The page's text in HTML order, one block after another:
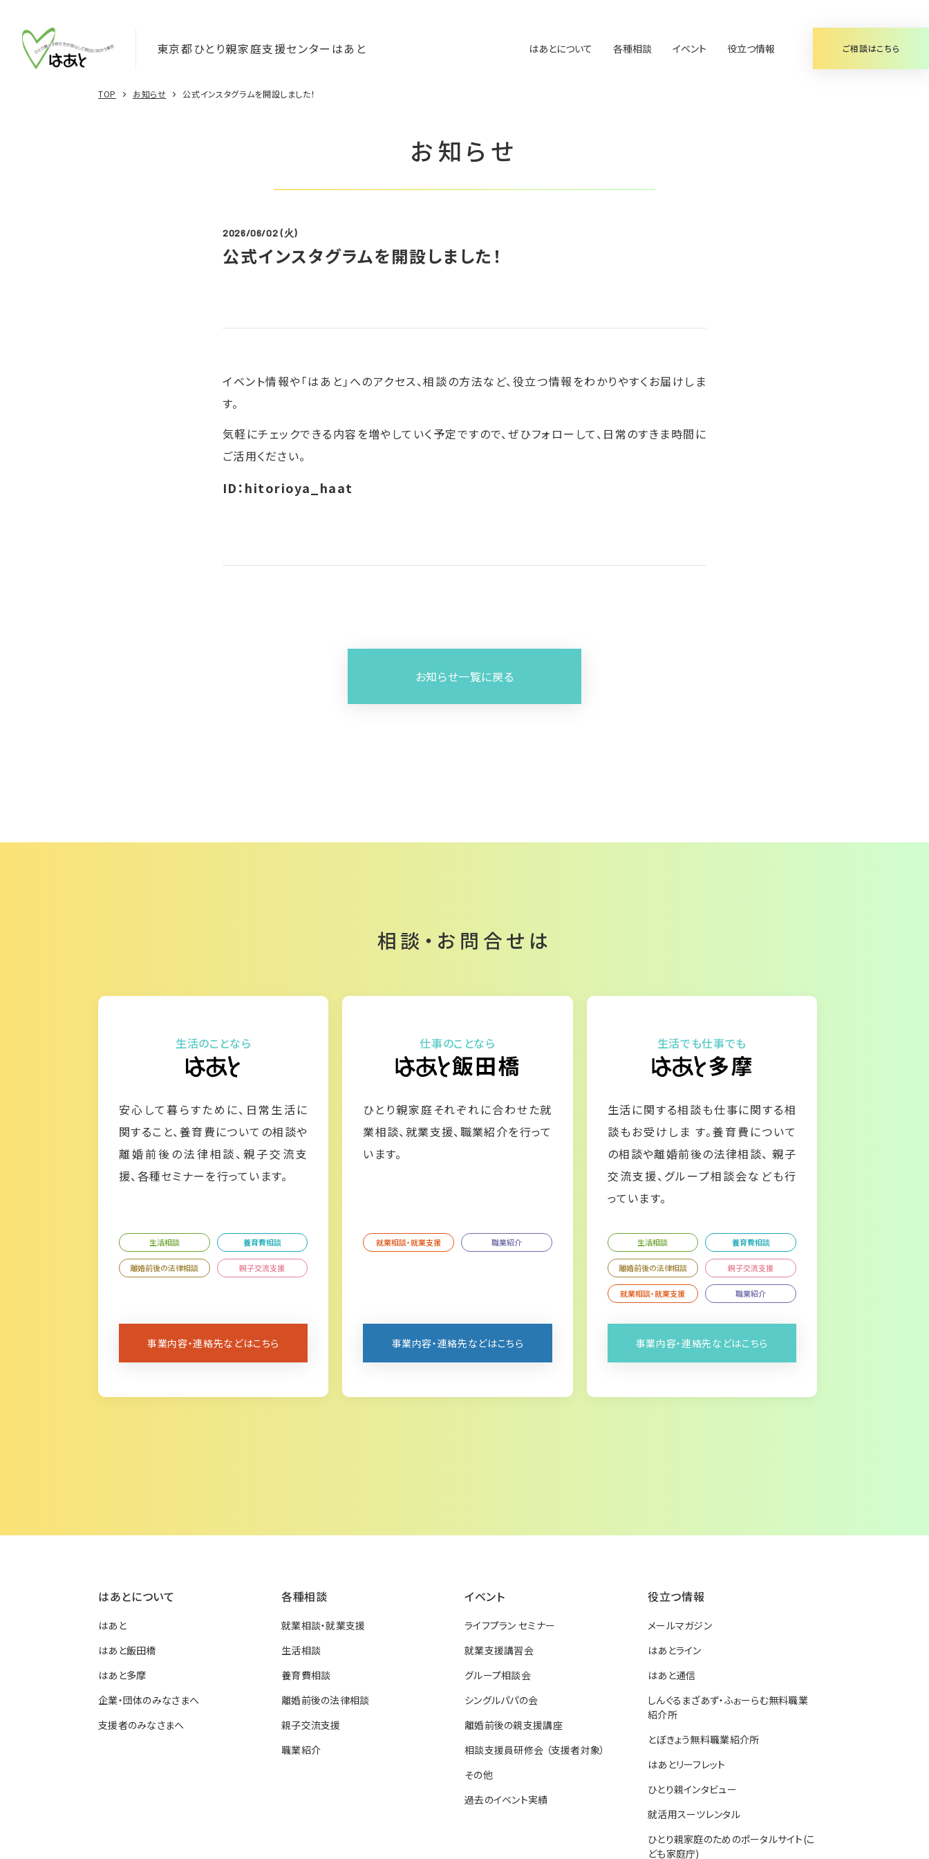
content
東京都ひとり親家庭支援センターはあと
はあとについて 各種相談 イベント 役立つ情報 ご相談はこちら
TOP お知らせ 公式インスタグラムを開設しました！
お知らせ
2026/06/02 (火)
公式インスタグラムを開設しました！
イベント情報や「はあと」へのアクセス、相談の方法など、役立つ情報をわかりやすくお届けしま
す。
気軽にチェックできる内容を増やしていく予定ですので、ぜひフォローして、日常のすきま時間に
ご活用ください。
ID：hitorioya_haat
お知らせ一覧に戻る
相談・お問合せは
生活のことなら
安心して暮らすために、日常生活に
関すること、養育費についての相談や
離婚前後の法律相談、親子交流支
援、各種セミナーを行っています。
生活相談 養育費相談
離婚前後の法律相談 親子交流支援
事業内容・連絡先などはこちら
仕事のことなら
ひとり親家庭それぞれに合わせた就
業相談、就業支援、職業紹介を行って
います。
就業相談・就業支援 職業紹介
事業内容・連絡先などはこちら
生活でも仕事でも
生活に関する相談も仕事に関する相
談もお受けしま す。養育費について
の相談や離婚前後の法律相談、 親子
交流支援、グループ相談会なども行
っています。
生活相談 養育費相談
離婚前後の法律相談 親子交流支援
就業相談・就業支援 職業紹介
事業内容・連絡先などはこちら
はあとについて
はあと
はあと飯田橋
はあと多摩
企業・団体のみなさまへ
支援者のみなさまへ
各種相談
就業相談・就業支援
生活相談
養育費相談
離婚前後の法律相談
親子交流支援
職業紹介
イベント
ライフプラン セミナー
就業支援講習会
グループ相談会
シングルパパの会
離婚前後の親支援講座
相談支援員研修会 （支援者対象）
その他
過去のイベント実績
役立つ情報
メールマガジン
はあとライン
はあと通信
しんぐるまざあず・ふぉーらむ無料職業
紹介所
とぼきょう無料職業紹介所
はあとリーフレット
ひとり親インタビュー
就活用スーツレンタル
ひとり親家庭のためのポータルサイト(こ
ども家庭庁)